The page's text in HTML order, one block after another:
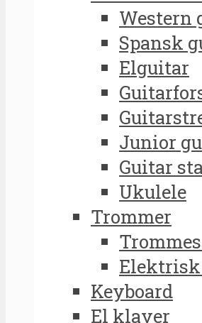
Western
Spansk
Elguitar
Junior
Guitar
Ukulele
Trommer
Keyboard
El klaver